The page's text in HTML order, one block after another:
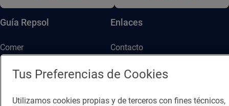
Guía Repsol
Comer
Enlaces
Contacto
Tus Preferencias de Cookies
Utilizamos cookies propias y de terceros con fines técnicos,